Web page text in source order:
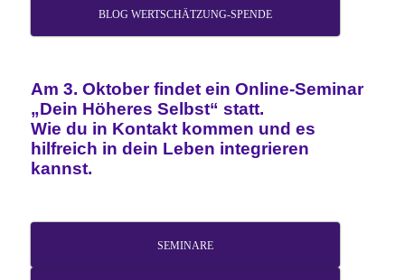
BLOG WERTSCHÄTZUNG-SPENDE
Am 3. Oktober findet ein Online-Seminar
„Dein Höheres Selbst“ statt.
Wie du in Kontakt kommen und es
hilfreich in dein Leben integrieren
kannst.
SEMINARE